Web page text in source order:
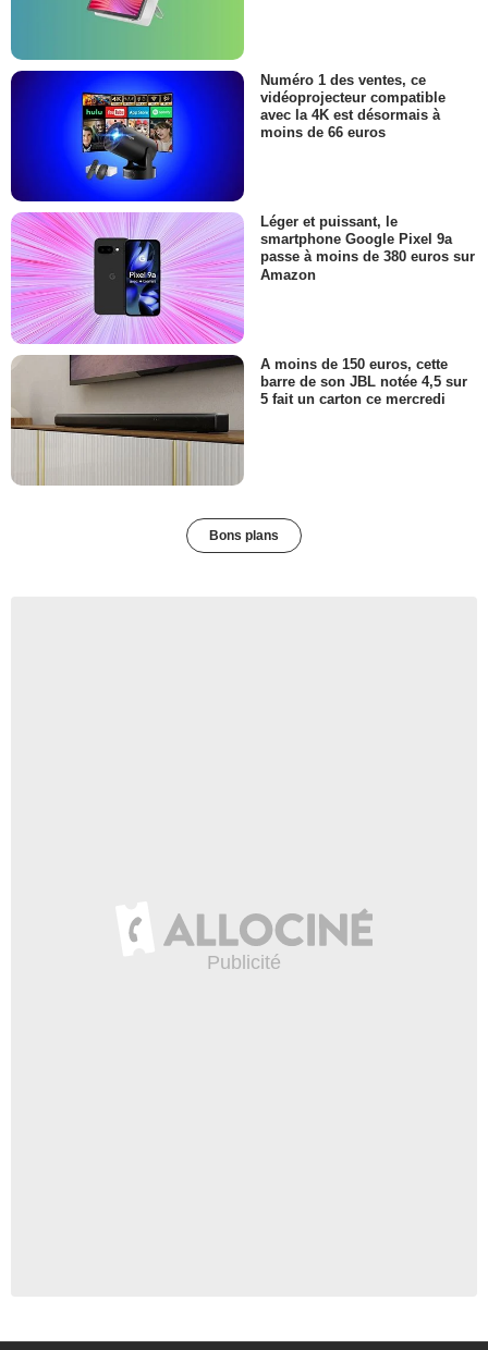
Numéro 1 des ventes, ce
vidéoprojecteur compatible
avec la 4K est désormais à
moins de 66 euros
Léger et puissant, le
smartphone Google Pixel 9a
passe à moins de 380 euros sur
Amazon
A moins de 150 euros, cette
barre de son JBL notée 4,5 sur
5 fait un carton ce mercredi
Bons plans